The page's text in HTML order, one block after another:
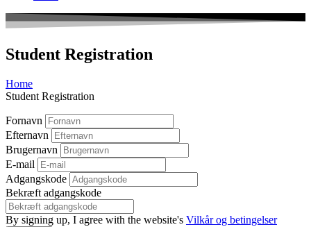
Student Registration
Home
Student Registration
Fornavn
Efternavn
Brugernavn
E-mail
Adgangskode
Bekræft adgangskode
By signing up, I agree with the website's Vilkår og betingelser